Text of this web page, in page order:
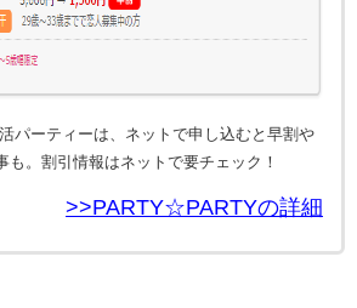
パーティーは、ネットで申し込むと早割や
も。割引情報はネットで要チェック！
>>PARTY☆PARTYの詳細